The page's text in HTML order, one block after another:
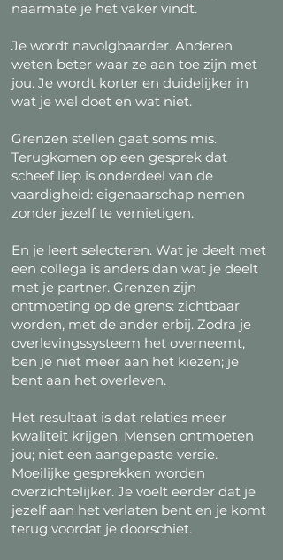
naarmate je het vaker vindt.
Je wordt navolgbaarder. Anderen
weten beter waar ze aan toe zijn met
jou. Je wordt korter en duidelijker in
wat je wel doet en wat niet.
Grenzen stellen gaat soms mis.
Terugkomen op een gesprek dat
scheef liep is onderdeel van de
vaardigheid: eigenaarschap nemen
zonder jezelf te vernietigen.
En je leert selecteren. Wat je deelt met
een collega is anders dan wat je deelt
met je partner. Grenzen zijn
ontmoeting op de grens: zichtbaar
worden, met de ander erbij. Zodra je
overlevingssysteem het overneemt,
ben je niet meer aan het kiezen; je
bent aan het overleven.
Het resultaat is dat relaties meer
kwaliteit krijgen. Mensen ontmoeten
jou; niet een aangepaste versie.
Moeilijke gesprekken worden
overzichtelijker. Je voelt eerder dat je
jezelf aan het verlaten bent en je komt
terug voordat je doorschiet.